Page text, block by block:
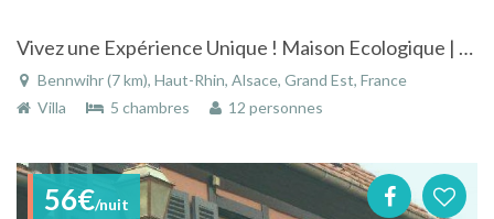
Vivez une Expérience Unique ! Maison Ecologique | 5 Chambre 5 Salle de Bain | Sauna
Bennwihr (7 km), Haut-Rhin, Alsace, Grand Est, France
Villa
5 chambres 12 personnes
56€/nuit